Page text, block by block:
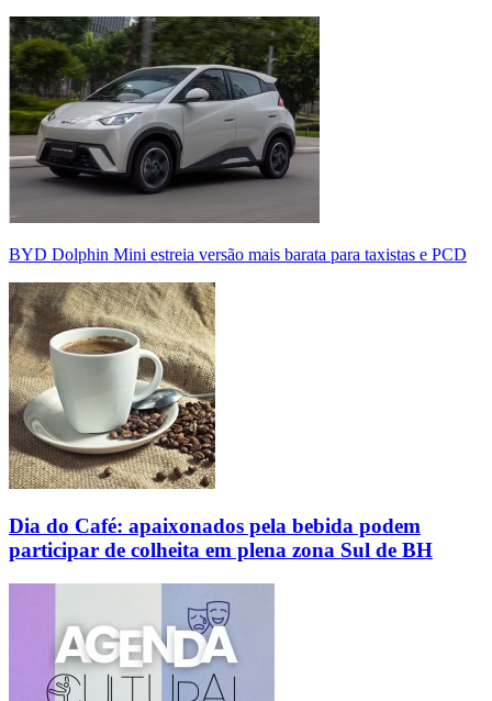
BYD Dolphin Mini estreia versão mais barata para taxistas e PCD
Dia do Café: apaixonados pela bebida podem
participar de colheita em plena zona Sul de BH